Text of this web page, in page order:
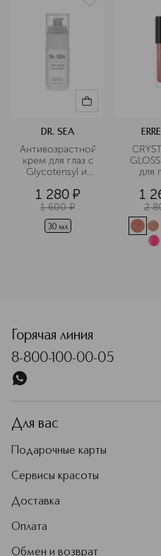
DR. SEA
Антивозрастной
крем для глаз с
Glycotensyl и
кислотой
1 280 ¤
1 600 ¤
30 мл
для
1
2
Горячая линия
8-800-100-00-05
Для вас
Подарочные карты
Сервисы красоты
Доставка
Оплата
Обмен и возврат